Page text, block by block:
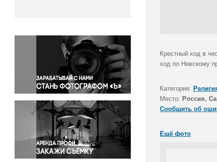
Окружающая среда
Политика
Правосудие
Происшествия и конфликты
Религия
Светская жизнь
Спорт
Экология
Экономика и бизнес
Крестный ход в
ход по Невскому
Категория:
Место: Россия,
Сообщить об
Ещё фото